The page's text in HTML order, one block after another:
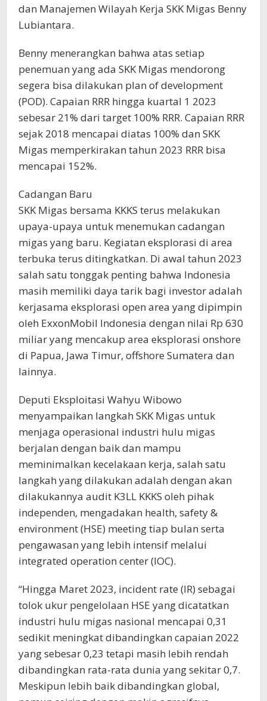
dan Manajemen Wilayah Kerja SKK Migas Benny
Lubiantara.
Benny menerangkan bahwa atas setiap
penemuan yang ada SKK Migas mendorong
segera bisa dilakukan plan of development
(POD). Capaian RRR hingga kuartal 1 2023
sebesar 21% dari target 100% RRR. Capaian RRR
sejak 2018 mencapai diatas 100% dan SKK
Migas memperkirakan tahun 2023 RRR bisa
mencapai 152%.
Cadangan Baru
SKK Migas bersama KKKS terus melakukan
upaya-upaya untuk menemukan cadangan
migas yang baru. Kegiatan eksplorasi di area
terbuka terus ditingkatkan. Di awal tahun 2023
salah satu tonggak penting bahwa Indonesia
masih memiliki daya tarik bagi investor adalah
kerjasama eksplorasi open area yang dipimpin
oleh ExxonMobil Indonesia dengan nilai Rp 630
miliar yang mencakup area eksplorasi onshore
di Papua, Jawa Timur, offshore Sumatera dan
lainnya.
Deputi Eksploitasi Wahyu Wibowo
menyampaikan langkah SKK Migas untuk
menjaga operasional industri hulu migas
berjalan dengan baik dan mampu
meminimalkan kecelakaan kerja, salah satu
langkah yang dilakukan adalah dengan akan
dilakukannya audit K3LL KKKS oleh pihak
independen, mengadakan health, safety &
environment (HSE) meeting tiap bulan serta
pengawasan yang lebih intensif melalui
integrated operation center (IOC).
“Hingga Maret 2023, incident rate (IR) sebagai
tolok ukur pengelolaan HSE yang dicatatkan
industri hulu migas nasional mencapai 0,31
sedikit meningkat dibandingkan capaian 2022
yang sebesar 0,23 tetapi masih lebih rendah
dibandingkan rata-rata dunia yang sekitar 0,7.
Meskipun lebih baik dibandingkan global,